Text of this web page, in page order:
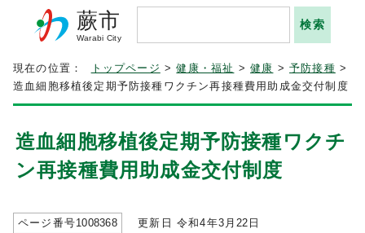
蕨市
Warabi City
現在の位置： トップページ >健康・福祉 >健康 >予防接種 >
造血細胞移植後定期予防接種ワクチン再接種費用助成金交付制度
造血細胞移植後定期予防接種ワクチ
ン再接種費用助成金交付制度
ページ番号1008368 更新日 令和4年3月22 日